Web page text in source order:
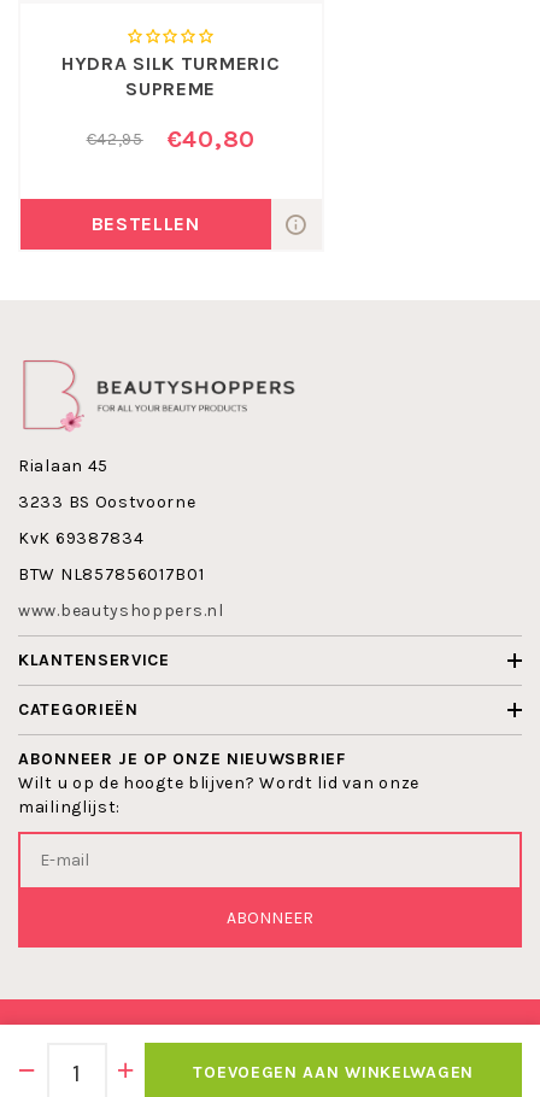
TOEVOEGEN AAN WINKELWAGEN
Benzoate, Sodium Dehydroacetate, sr-Spider Polypeptide-
Sinensis (Orange) Peel Oil, Linalool, Citral, 1,2-Hexanediol,
Caprylyl Glycol, Citrus Reticulata (Tangerine) Peel Oil,
Flexuosus Oil, Citronellol, Pelargonium Graveolens Oil
Voor de nacht is er de Doctor Eckstein Hydra Silk Turmeric
Supreme.
HYDRA SILK TURMERIC
SUPREME
€42,95 €40,80
BESTELLEN
Rialaan 45
3233 BS Oostvoorne
KvK 69387834
BTW NL857856017B01
www.beautyshoppers.nl
KLANTENSERVICE
CATEGORIEËN
ABONNEER JE OP ONZE NIEUWSBRIEF
Wilt u op de hoogte blijven? Wordt lid van onze
mailinglijst:
ABONNEER